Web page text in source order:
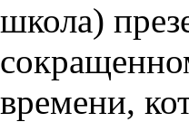
школа)
времени,